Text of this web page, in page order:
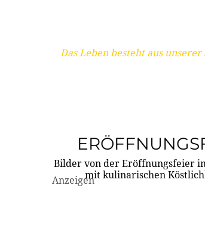
Das Leben besteht aus
Bilder von der Eröffnungsfeier
mit kulinarischen
Anzeigen